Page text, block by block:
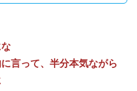
言って、半分本気ながら